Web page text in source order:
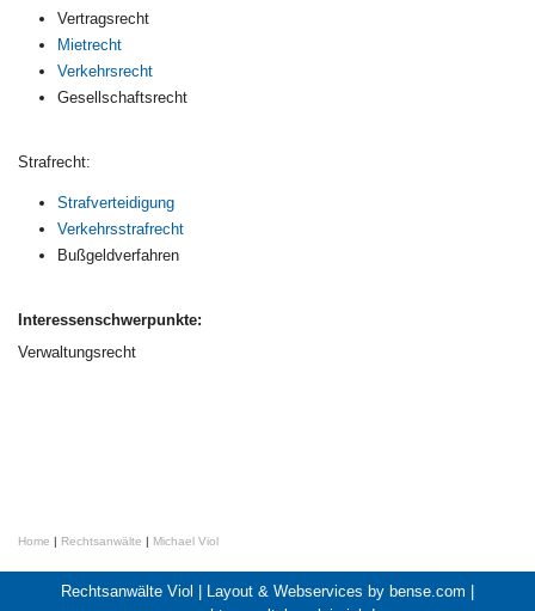
Vertragsrecht
Mietrecht
Verkehrsrecht
Gesellschaftsrecht
Strafrecht:
Strafverteidigung
Verkehrsstrafrecht
Bußgeldverfahren
Interessenschwerpunkte:
Verwaltungsrecht
Home | Rechtsanwälte | Michael Viol
Rechtsanwälte Viol | Layout & Webservices by bense.com |